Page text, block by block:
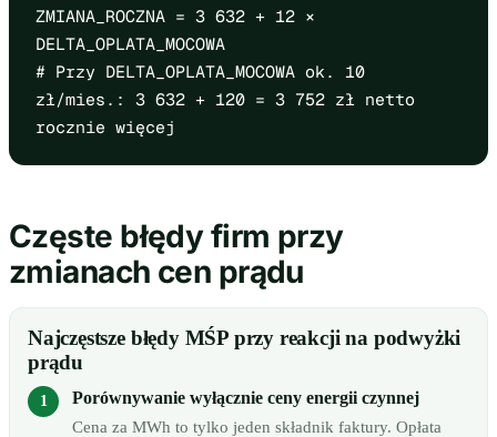
ZMIANA_ROCZNA = 3 632 + 12 ×
DELTA_OPLATA_MOCOWA
# Przy DELTA_OPLATA_MOCOWA ok. 10
zł/mies.: 3 632 + 120 = 3 752 zł netto
rocznie więcej
Częste błędy firm przy
zmianach cen prądu
Najczęstsze błędy MŚP przy reakcji na podwyżki
prądu
Porównywanie wyłącznie ceny energii czynnej
Cena za MWh to tylko jeden składnik faktury. Opłata